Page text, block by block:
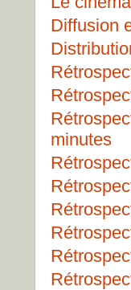
Diffusion
minutes